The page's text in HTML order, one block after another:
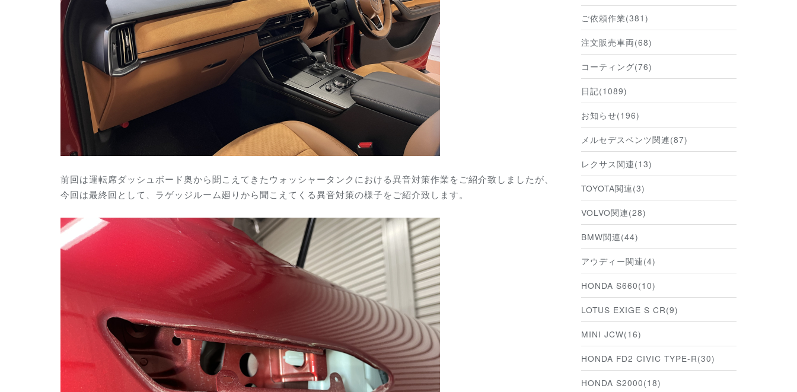
前回は運転席ダッシュボード奥から聞こえてきたウォッシャータンクにおける異音対策作業をご紹介致しましたが、
今回は最終回として、 ラゲッジルーム廻り から聞こえてくる異音対策の様子をご紹介致します。
ご依頼作業(381)
注文販売車両(68)
コーティング(76)
日記(1089)
お知らせ(196)
メルセデスベンツ関連(87)
レクサス関連(13)
TOYOTA関連(3)
VOLVO関連(28)
BMW関連(44)
アウディー関連(4)
HONDA S660(10)
LOTUS EXIGE S CR(9)
MINI JCW(16)
HONDA FD2 CIVIC TYPE-R(30)
HONDA S2000(18)